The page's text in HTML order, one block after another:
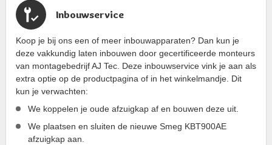
Inbouwservice
Koop je bij ons een of meer inbouwapparaten? Dan kun je
deze vakkundig laten inbouwen door gecertificeerde monteurs
van montagebedrijf AJ Tec. Deze inbouwservice vink je aan als
extra optie op de productpagina of in het winkelmandje. Dit
kun je verwachten:
We koppelen je oude afzuigkap af en bouwen deze uit.
We plaatsen en sluiten de nieuwe Smeg KBT900AE
afzuigkap aan.